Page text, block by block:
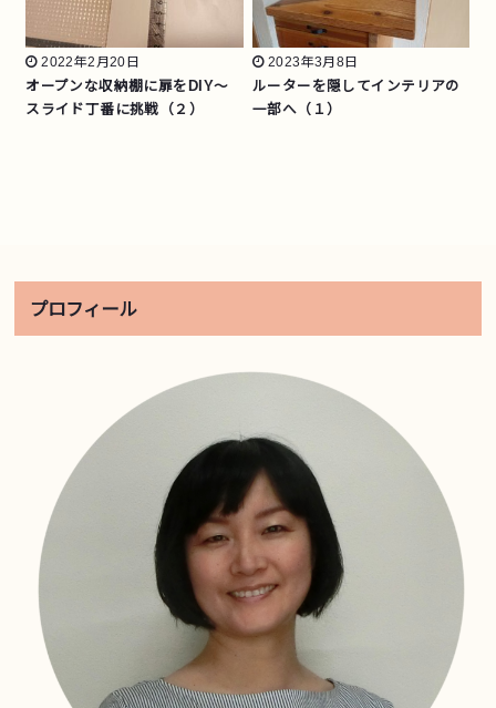
2022年2月20日
オープンな収納棚に扉をDIY～
スライド丁番に挑戦（２）
2023年3月8日
ルーターを隠してインテリアの
一部へ（１）
プロフィール